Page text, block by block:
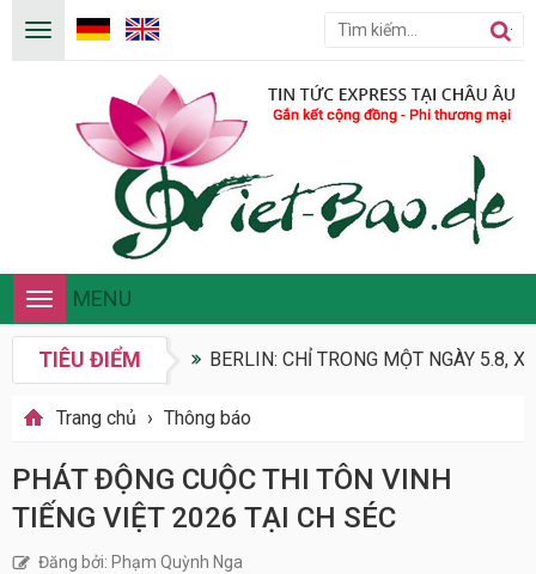
Toggle
navigation
MENU
TIÊU ĐIỂM BERLIN: CHỈ TRONG MỘT NGÀY 5.8,
Trang chủ › Thông báo
PHÁT ĐỘNG CUỘC THI TÔN VINH
TIẾNG VIỆT 2026 TẠI CH SÉC
Đăng bởi: Phạm Quỳnh Nga